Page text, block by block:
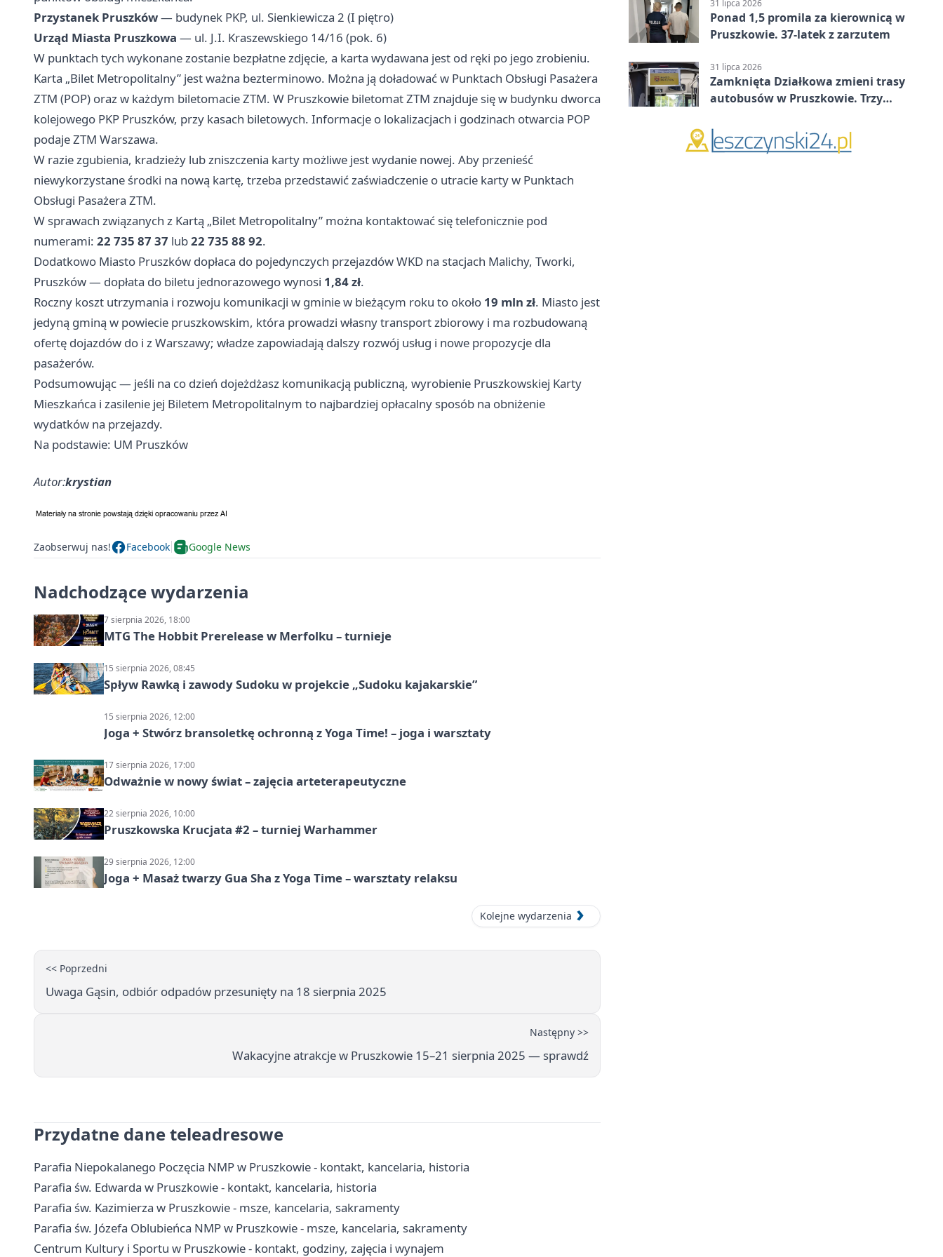
Przystanek Pruszków— budynek PKP, ul. Sienkiewicza 2 (I piętro)
Urząd Miasta Pruszkowa — ul. J.I. Kraszewskiego 14/16 (pok. 6)
W punktach tych wykonane zostanie bezpłatne zdjęcie, a karta wydawana jest od ręki po jego zrobieniu.
Karta „Bilet Metropolitalny” jest ważna bezterminowo. Można ją doładować w Punktach Obsługi Pasażera
ZTM (POP) oraz w każdym biletomacie ZTM. W Pruszkowie biletomat ZTM znajduje się w budynku dworca
kolejowego PKP Pruszków, przy kasach biletowych. Informacje o lokalizacjach i godzinach otwarcia POP
podaje ZTM Warszawa.
W razie zgubienia, kradzieży lub zniszczenia karty możliwe jest wydanie nowej. Aby przenieść
niewykorzystane środki na nową kartę, trzeba przedstawić zaświadczenie o utracie karty w Punktach
Obsługi Pasażera ZTM.
W sprawach związanych z Kartą „Bilet Metropolitalny” można kontaktować się telefonicznie pod
numerami: 22 735 87 37 lub22 735 88 92.
Dodatkowo Miasto Pruszków dopłaca do pojedynczych przejazdów WKD na stacjach Malichy, Tworki,
Pruszków — dopłata do biletu jednorazowego wynosi 1,84 zł.
Roczny koszt utrzymania i rozwoju komunikacji w gminie w bieżącym roku to około 19 mln zł. Miasto jest
jedyną gminą w powiecie pruszkowskim, która prowadzi własny transport zbiorowy i ma rozbudowaną
ofertę dojazdów do i z Warszawy; władze zapowiadają dalszy rozwój usług i nowe propozycje dla
pasażerów.
Podsumowując — jeśli na co dzień dojeżdżasz komunikacją publiczną, wyrobienie Pruszkowskiej Karty
Mieszkańca i zasilenie jej Biletem Metropolitalnym to najbardziej opłacalny sposób na obniżenie
wydatków na przejazdy.
Na podstawie: UM Pruszków
Autor:krystian
Zaobserwuj nas! Facebook Google News
Nadchodzące wydarzenia
7 sierpnia 2026, 18:00
MTG The Hobbit Prerelease w Merfolku – turnieje
15 sierpnia 2026, 08:45
Spływ Rawką i zawody Sudoku w projekcie „Sudoku kajakarskie”
15 sierpnia 2026, 12:00
Joga + Stwórz bransoletkę ochronną z Yoga Time! – joga i warsztaty
17 sierpnia 2026, 17:00
Odważnie w nowy świat – zajęcia arteterapeutyczne
22 sierpnia 2026, 10:00
Pruszkowska Krucjata #2 – turniej Warhammer
29 sierpnia 2026, 12:00
Joga + Masaż twarzy Gua Sha z Yoga Time – warsztaty relaksu
Kolejne wydarzenia
<< Poprzedni
Uwaga Gąsin, odbiór odpadów przesunięty na 18 sierpnia 2025
Następny >>
Wakacyjne atrakcje w Pruszkowie 15–21 sierpnia 2025 — sprawdź
Przydatne dane teleadresowe
Parafia Niepokalanego Poczęcia NMP w Pruszkowie - kontakt, kancelaria, historia
Parafia św. Edwarda w Pruszkowie - kontakt, kancelaria, historia
Parafia św. Kazimierza w Pruszkowie - msze, kancelaria, sakramenty
Parafia św. Józefa Oblubieńca NMP w Pruszkowie - msze, kancelaria, sakramenty
Centrum Kultury i Sportu w Pruszkowie - kontakt, godziny, zajęcia i wynajem
minucie
31 lipca 2026
Ponad 1,5 promila za kierownicą w
Pruszkowie. 37-latek z zarzutem
31 lipca 2026
Zamknięta Działkowa zmieni trasy
autobusów w Pruszkowie. Trzy